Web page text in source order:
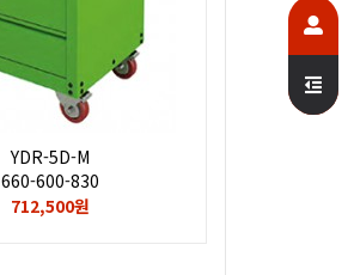
YDR-5D-M
660-600-830
712,500원